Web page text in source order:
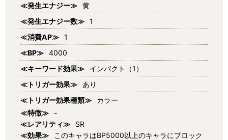
≪発生エナジー≫ 黄
≪発生エナジー数≫ 1
≪消費AP≫ 1
≪BP≫ 4000
≪キーワード効果≫
インパクト（1）
≪トリガー効果≫
あり
≪トリガー効果種類≫
カラー
≪特徴≫
-
≪レアリティ≫
SR
≪効果≫
このキャラはBP5000以上のキャラにブロック